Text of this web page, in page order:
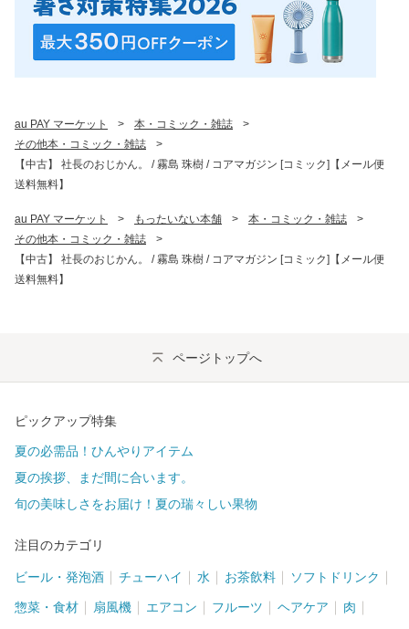
au PAY マーケット > 本・コミック・雑誌
>
その他本・コミック・雑誌
>
【中古】 社長のおじかん。 / 霧島 珠樹 / コアマガジン [コミック]【メール便
送料無料】
au PAY マーケット > もったいない本舗 > 本・コミック・雑誌
>
その他本・コミック・雑誌
>
【中古】 社長のおじかん。 / 霧島 珠樹 / コアマガジン [コミック]【メール便
送料無料】
ページトップへ
ピックアップ特集
夏の必需品！ひんやりアイテム
夏の挨拶、まだ間に合います。
旬の美味しさをお届け！夏の瑞々しい果物
注目のカテゴリ
ビール・発泡酒 チューハイ 水 お茶飲料 ソフトドリンク
惣菜・食材 扇風機 エアコン フルーツ ヘアケア 肉